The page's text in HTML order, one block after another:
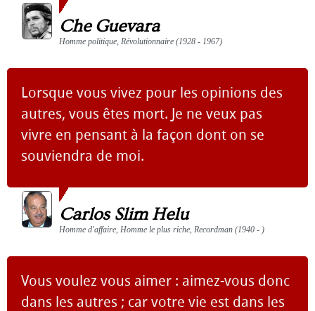
Che Guevara
Homme politique, Révolutionnaire (1928 - 1967)
Lorsque vous vivez pour les opinions des
autres, vous êtes mort. Je ne veux pas
vivre en pensant à la façon dont on se
souviendra de moi.
Carlos Slim Helu
Homme d'affaire, Homme le plus riche, Recordman (1940 - )
Vous voulez vous aimer : aimez-vous donc
dans les autres ; car votre vie est dans les